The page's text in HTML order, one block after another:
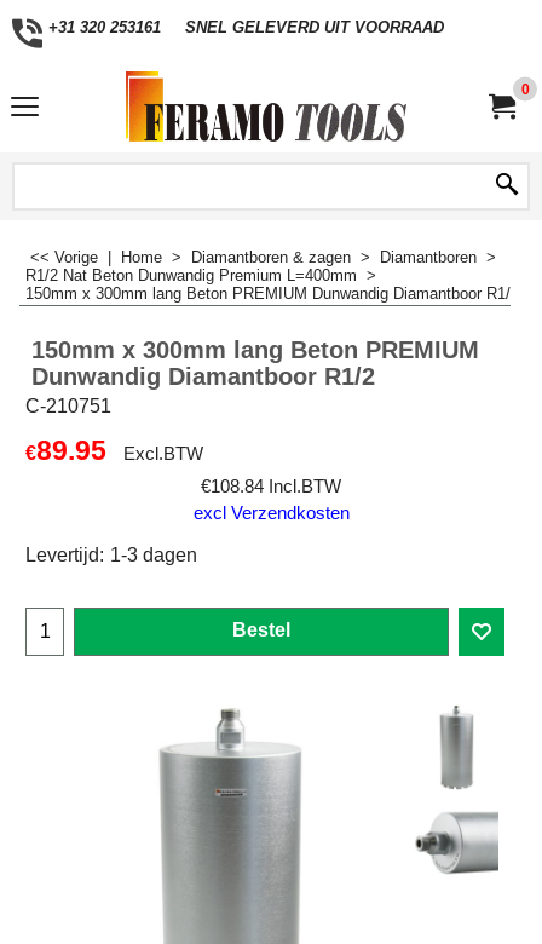
+31 320 253161 SNEL GELEVERD UIT VOORRAAD
0
<< Vorige Home > Diamantboren & zagen > Diamantboren >
R1/2 Nat Beton Dunwandig Premium L=400mm >
150mm x 300mm lang Beton PREMIUM Dunwandig Diamantboor R1/2
150mm x 300mm lang Beton PREMIUM
Dunwandig Diamantboor R1/2
C-210751
€89.95
Excl.BTW
€108.84 Incl.BTW
excl Verzendkosten
Levertijd: 1-3 dagen
Bestel